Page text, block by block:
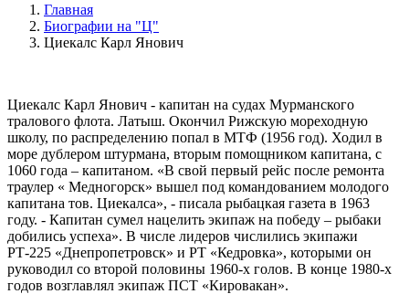
Главная
Биографии на "Ц"
Циекалс Карл Янович
Циекалс Карл Янович - капитан на судах Мурманского
тралового флота. Латыш. Окончил Рижскую мореходную
школу, по распределению попал в МТФ (1956 год). Ходил в
море дублером штурмана, вторым помощником капитана, с
1060 года – капитаном. «В свой первый рейс после ремонта
траулер « Медногорск» вышел под командованием молодого
капитана тов. Циекалса», - писала рыбацкая газета в 1963
году. - Капитан сумел нацелить экипаж на победу – рыбаки
добились успеха». В числе лидеров числились экипажи
РТ-225 «Днепропетровск» и РТ «Кедровка», которыми он
руководил со второй половины 1960-х голов. В конце 1980-х
годов возглавлял экипаж ПСТ «Кировакан».